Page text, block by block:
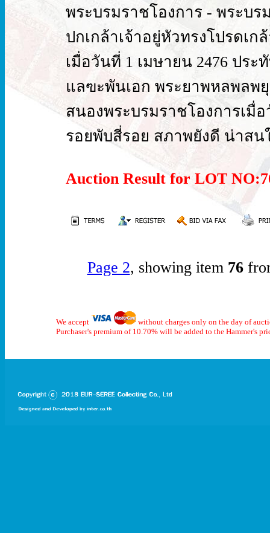
พระบรมราชโองการ - พระบ
ปกเกล้าเจ้าอยู่หัวทรงโปรดเก
เมื่อวันที่ 1 เมษายน 2476 ปร
แลฃะพันเอก พระยาพหลพล
สนองพระบรมราชโองการเมื่
รอยพับสี่รอย สภาพยังดี น่าสน
Auction Result for LOT
Page 2, showing item 76
We accept
without charges only on the day of
Purchaser's premium of 10.70% will be added to the Hammer's